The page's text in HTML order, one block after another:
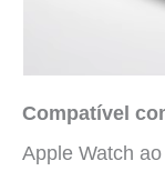
Compatível
Apple Watch